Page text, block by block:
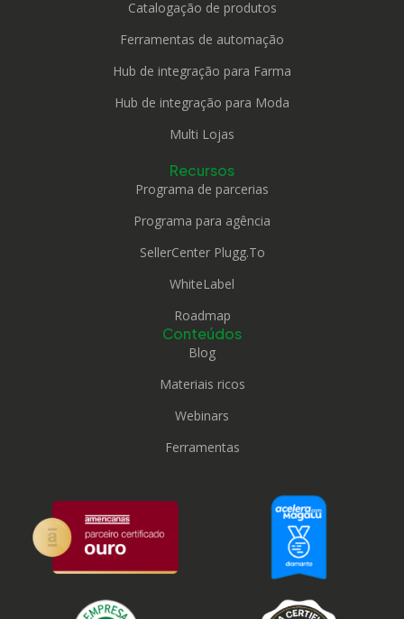
Catalogação de produtos
Ferramentas de automação
Hub de integração para Farma
Hub de integração para Moda
Multi Lojas
Recursos
Programa de parcerias
Programa para agência
SellerCenter Plugg.To
WhiteLabel
Roadmap
Conteúdos
Blog
Materiais ricos
Webinars
Ferramentas